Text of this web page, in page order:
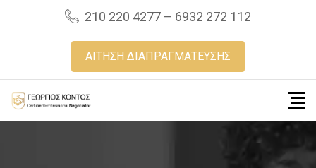
210 220 4277 – 6932 272 112
ΑΙΤΗΣΗ ΔΙΑΠΡΑΓΜΑΤΕΥΣΗΣ